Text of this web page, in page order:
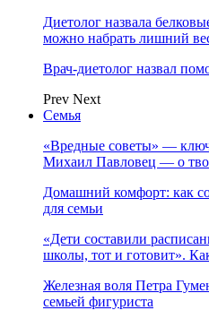
Диетолог назвала
можно набрать лишний
Врач-диетолог назвал
Prev Next
Семья
«Вредные советы» —
Михаил Павловец — о
Домашний комфорт: как
для семьи
«Дети составили
школы, тот и готовит».
Железная воля Петра
семьей фигуриста